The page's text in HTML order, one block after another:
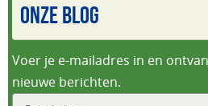
ONZE BLOG
Voer je e-mailadres in en
nieuwe berichten.